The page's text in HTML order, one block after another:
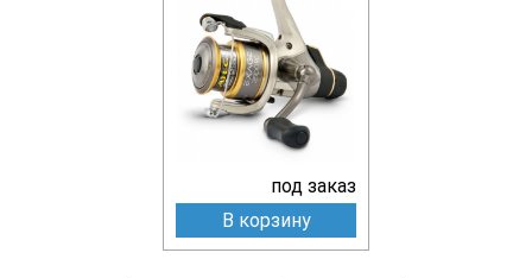
под заказ
В корзину